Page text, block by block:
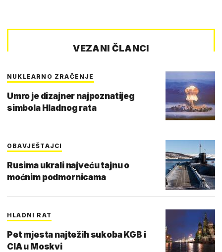
VEZANI ČLANCI
NUKLEARNO ZRAČENJE
Umro je dizajner najpoznatijeg
simbola Hladnog rata
OBAVJEŠTAJCI
Rusima ukrali najveću tajnu o
moćnim podmornicama
HLADNI RAT
Pet mjesta najtežih sukoba KGB i
CIA u Moskvi